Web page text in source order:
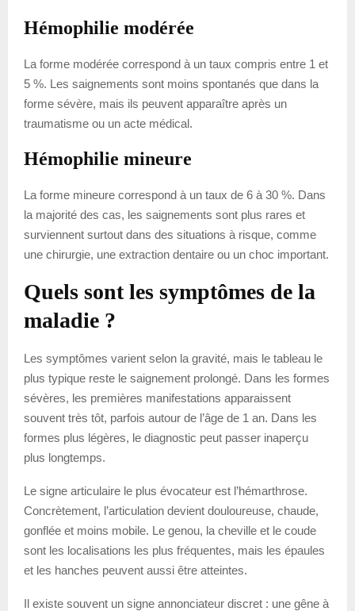
Hémophilie modérée
La forme modérée correspond à un taux compris entre 1 et
5 %. Les saignements sont moins spontanés que dans la
forme sévère, mais ils peuvent apparaître après un
traumatisme ou un acte médical.
Hémophilie mineure
La forme mineure correspond à un taux de 6 à 30 %. Dans
la majorité des cas, les saignements sont plus rares et
surviennent surtout dans des situations à risque, comme
une chirurgie, une extraction dentaire ou un choc important.
Quels sont les symptômes de la
maladie ?
Les symptômes varient selon la gravité, mais le tableau le
plus typique reste le saignement prolongé. Dans les formes
sévères, les premières manifestations apparaissent
souvent très tôt, parfois autour de l’âge de 1 an. Dans les
formes plus légères, le diagnostic peut passer inaperçu
plus longtemps.
Le signe articulaire le plus évocateur est l’hémarthrose.
Concrètement, l’articulation devient douloureuse, chaude,
gonflée et moins mobile. Le genou, la cheville et le coude
sont les localisations les plus fréquentes, mais les épaules
et les hanches peuvent aussi être atteintes.
Il existe souvent un signe annonciateur discret : une gêne à